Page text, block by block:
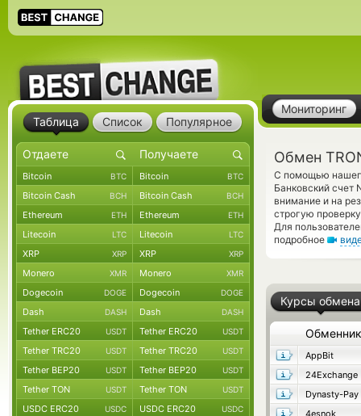
Мониторинг
Обмен
С помощью
Банковский счет
внимание и на
строгую
Для
подробное
Курсы обмена
Обменник
AppBit
24Exchange
Dynasty-Pay
4esnok
Таблица Список Популярное
Bitcoin BTC Bitcoin BTC
Bitcoin Cash BCH Bitcoin Cash BCH
Ethereum ETH Ethereum ETH
Litecoin LTC Litecoin LTC
XRP XRP XRP XRP
Monero XMR Monero XMR
Dogecoin DOGE Dogecoin DOGE
Dash DASH Dash DASH
Tether ERC20 USDT Tether ERC20 USDT
Tether TRC20 USDT Tether TRC20 USDT
Tether BEP20 USDT Tether BEP20 USDT
Tether TON USDT Tether TON USDT
USDC ERC20 USDC USDC ERC20 USDC